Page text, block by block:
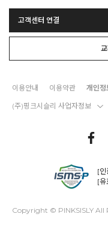
고객센터 연결
이용안내 이용약관 개인정
(주)핑크시슬리 사업자정보
[인
[
Copyright © PINKSISLY All